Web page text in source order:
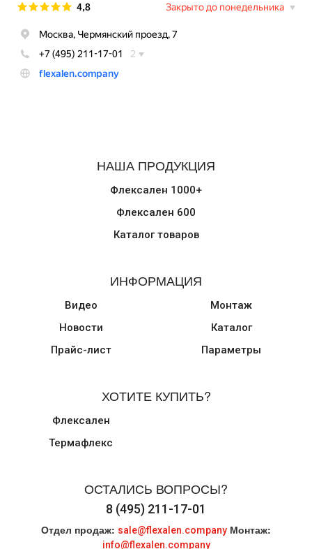
НАША ПРОДУКЦИЯ
Флексален 1000+
Флексален 600
Каталог товаров
ИНФОРМАЦИЯ
Видео
Новости
Прайс-лист
Монтаж
Каталог
Параметры
ХОТИТЕ КУПИТЬ?
Флексален
Термафлекс
ОСТАЛИСЬ ВОПРОСЫ?
8 (495) 211-17-01
Отдел продаж: sale@flexalen.company Монтаж:
info@flexalen.company